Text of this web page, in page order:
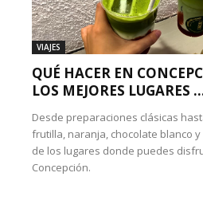
VIAJES
QUÉ HACER EN
LOS MEJORES LUGARES
Desde preparaciones clásicas
frutilla, naranja, chocolate blanco
de los lugares donde puedes
Concepción.